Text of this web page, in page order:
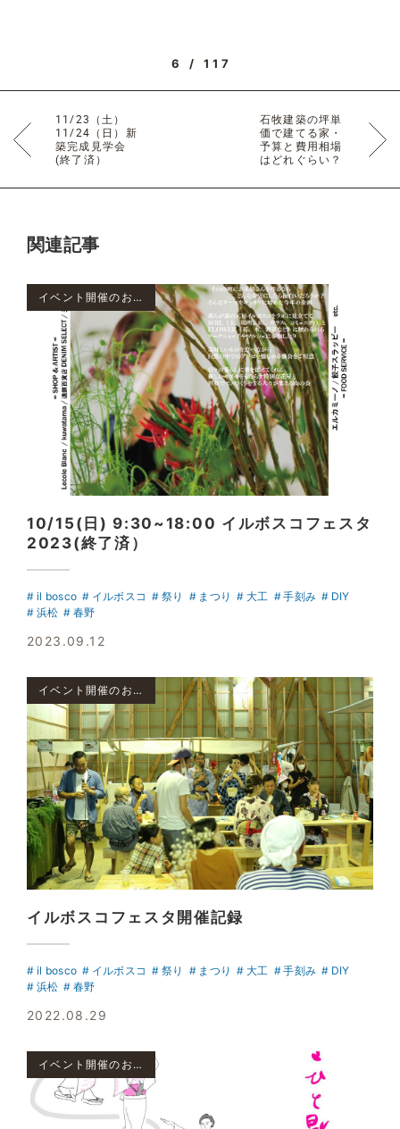
6 / 117
11/23（土）
11/24（日）新
築完成見学会
(終了済）
石牧建築の坪単
価で建てる家・
予算と費用相場
はどれぐらい？
関連記事
イベント開催のお知らせ
10/15(日) 9:30~18:00 イルボスコフェスタ
2023(終了済）
il bosco イルボスコ 祭り まつり 大工 手刻み
DIY
浜松
春野
2023.09.12
イベント開催のお知らせ
イルボスコフェスタ開催記録
il bosco イルボスコ 祭り まつり 大工 手刻み
DIY
浜松
春野
2022.08.29
イベント開催のお知らせ